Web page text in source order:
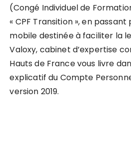
(Congé Individuel de
« CPF Transition », en
mobile destinée à faciliter la
Valoxy, cabinet d’expertise
Hauts de France vous livre
explicatif du Compte
version 2019.